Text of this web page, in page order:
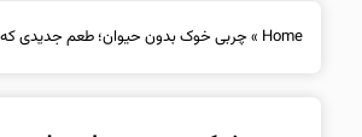
Home
»چربی خوک بدون حیوان؛ طعم جدیدی